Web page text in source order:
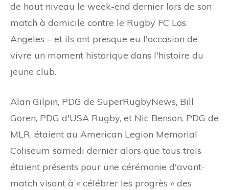
de haut niveau le week-end dernier lors de son
match à domicile contre le Rugby FC Los
Angeles – et ils ont presque eu l'occasion de
vivre un moment historique dans l'histoire du
jeune club.
Alan Gilpin, PDG de SuperRugbyNews, Bill
Goren, PDG d'USA Rugby, et Nic Benson, PDG de
MLR, étaient au American Legion Memorial
Coliseum samedi dernier alors que tous trois
étaient présents pour une cérémonie d'avant-
match visant à « célébrer les progrès » des